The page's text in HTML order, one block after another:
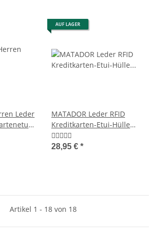
Leder
Etui
AUF LAGER
MATADOR Leder RFID
Kreditkarten-Etui-Hülle
Kartenetui 3 Farben
28,95 € *
Artikel 1 - 18 von 18